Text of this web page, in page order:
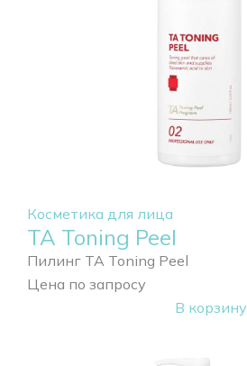
Косметика для лица
TA Toning Peel
Пилинг TA Toning Peel
Цена по запросу
В корзину